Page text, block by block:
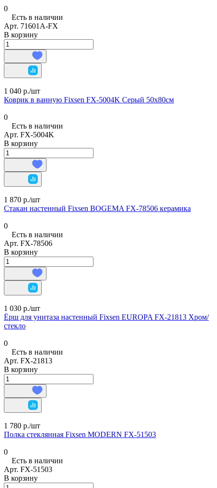
0
Есть в наличии
Арт. 71601А-FX
В корзину
1 040 р./шт
Коврик в ванную Fixsen FX-5004K Серый 50х80см
0
Есть в наличии
Арт. FX-5004K
В корзину
1 870 р./шт
Стакан настенный Fixsen BOGEMA FX-78506 керамика
0
Есть в наличии
Арт. FX-78506
В корзину
1 030 р./шт
Ёрш для унитаза настенный Fixsen EUROPA FX-21813 Хром/
стекло
0
Есть в наличии
Арт. FX-21813
В корзину
1 780 р./шт
Полка стеклянная Fixsen MODERN FX-51503
0
Есть в наличии
Арт. FX-51503
В корзину